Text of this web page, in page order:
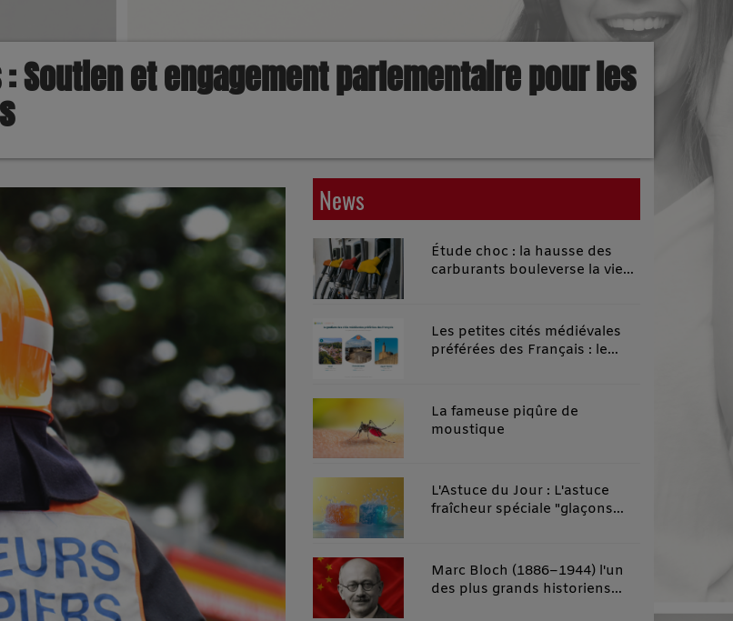
: Soutien et engagement parlementaire pour les
News
Étude choc : la hausse des
carburants bouleverse la vie
Les petites cités médiévales
préférées des Français : le
La fameuse piqûre de
moustique
L'Astuce du Jour : L'astuce
fraîcheur spéciale "glaçons
Marc Bloch (1886–1944) l'un
des plus grands historiens